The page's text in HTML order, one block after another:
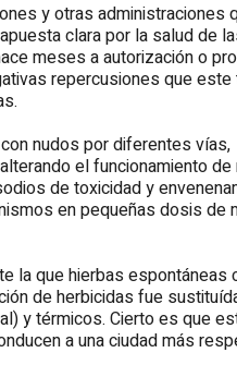
y otras administraciones
clara por la salud de
meses a autorización o
repercusiones que
nudos por diferentes vías,
el funcionamiento
de toxicidad y
en pequeñas dosis de
la que hierbas espontáneas
de herbicidas fue
y térmicos. Cierto es que
a una ciudad más